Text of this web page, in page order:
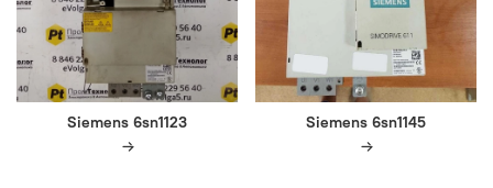
Siemens 6sn1123 Siemens 6sn1145